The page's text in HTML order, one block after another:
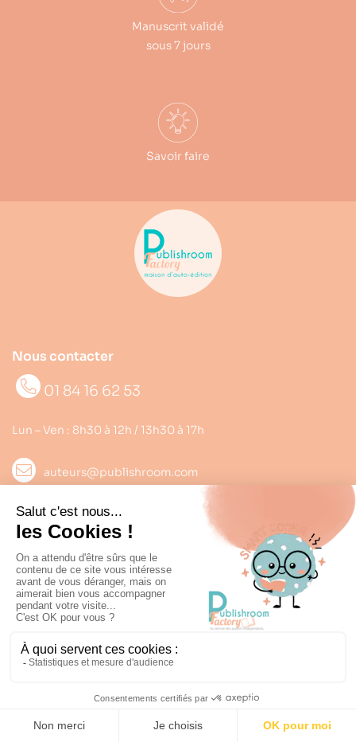
Manuscrit validé
sous 7 jours
Savoir faire
Nous contacter
01 84 16 62 53
Lun – Ven : 8h30 à 12h / 13h30 à 17h
auteurs@publishroom.com
Informations 
Suivez nous
Copyright © 2022 Publishroom